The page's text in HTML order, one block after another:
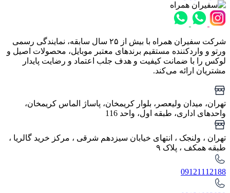
شرکت سفیران همراه با بیش از ۲۵ سال سابقه، نمایندگی رسمی
ورتو و واردکننده مستقیم برندهای معتبر موبایل، محصولات اصیل و
لوکس را با ضمانت کیفیت و هدف جلب اعتماد و رضایت پایدار
مشتریان ارائه می‌کند.
تهران، میدان ولیعصر، بلوار کریمخان، پاساژ الماس کریمخان،
واحدهای اداری، طبقه اول، واحد 116
تهران ، ولنجک‌ ، انتهای خیابان سیزدهم شرقی ، مرکز خرید گالریا ،
طبقه همکف ، پلاک ۹
09121112188